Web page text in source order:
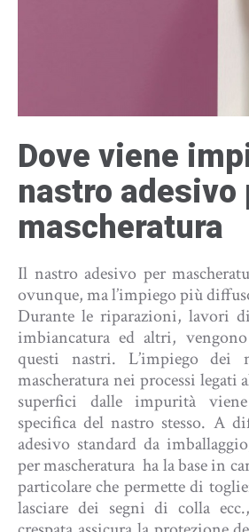
Dove viene
nastro adesivo
mascheratura
Il nastro adesivo per
ovunque, ma l’impiego più
Durante le riparazioni, lavori
imbiancatura ed altri,
questi nastri. L’impiego dei
mascheratura nei processi legati
superfici dalle impurità
specifica del nastro stesso. A
adesivo standard da
per mascheratura ha la base in
particolare che permette di
lasciare dei segni di colla